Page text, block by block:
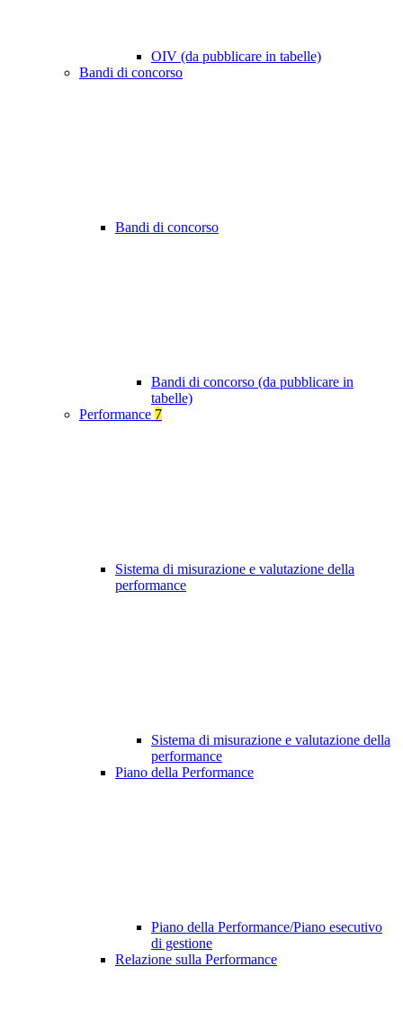
OIV (da pubblicare in tabelle)
Bandi di concorso
Bandi di concorso
Bandi di concorso (da pubblicare in
tabelle)
Performance 7
Sistema di misurazione e valutazione della
performance
Sistema di misurazione e valutazione della
performance
Piano della Performance
Piano della Performance/Piano esecutivo
di gestione
Relazione sulla Performance